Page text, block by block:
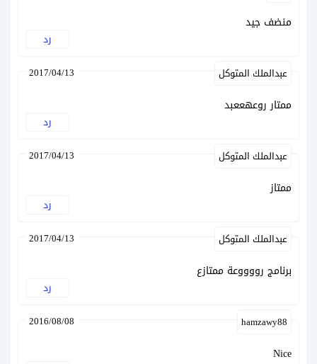
منضف جيد
رد
عبدالملك المتوكل 2017/04/13
ممتار روعهععبد
رد
عبدالملك المتوكل 2017/04/13
ممتاز
رد
عبدالملك المتوكل 2017/04/13
برنامج رووووعة ممتازع
رد
hamzawy88
2016/08/08
Nice